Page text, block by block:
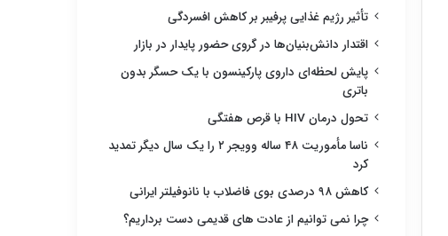
تأثیر رژیم غذایی پرفیبر بر کاهش افسردگی
اقتدار دانش‌بنیان‌ها در گروی حضور پایدار در بازار
پایش لحظه‌ای داروی پارکینسون با یک حسگر بدون
باتری
تحول درمان HIV با قرص هفتگی
ناسا مأموریت ۴۸ ساله وویجر ۲ را یک سال دیگر تمدید
کرد
کاهش ۹۸ درصدی بوی فاضلاب با نانوفیلتر ایرانی
چرا نمی توانیم از عادت های قدیمی دست برداریم؟